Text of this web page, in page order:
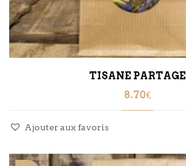
TISANE PARTAGE
8.70€
Ajouter aux favoris